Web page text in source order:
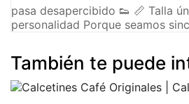
pasa desapercibido 👟 📏 Talla
personalidad Porque seamos
También te puede